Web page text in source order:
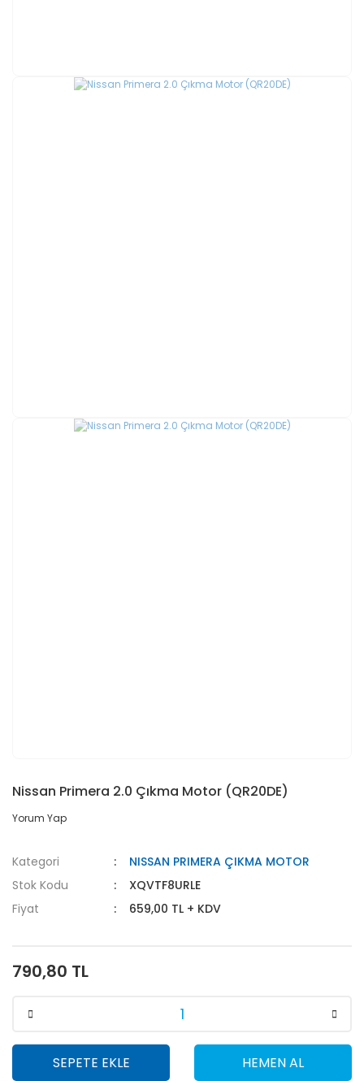
Nissan Primera 2.0 Çıkma Motor (QR20DE)
Yorum Yap
Kategori
NISSAN PRIMERA ÇIKMA MOTOR
Stok Kodu
XQVTF8URLE
Fiyat
659,00 TL + KDV
790,80 TL
SEPETE EKLE HEMEN AL